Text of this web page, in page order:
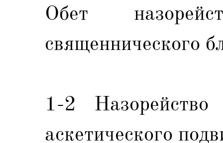
Обет
священнического
1-2
аскетического